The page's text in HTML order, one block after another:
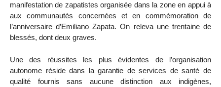
manifestation de zapatistes organisée dans la zone en appui à
aux communautés concernées et en commémoration de
l’anniversaire d’Emiliano Zapata. On releva une trentaine de
blessés, dont deux graves.
Une des réussites les plus évidentes de l’organisation
autonome réside dans la garantie de services de santé de
qualité fournis sans aucune distinction aux indigènes,